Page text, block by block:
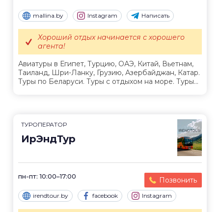
mallina.by Instagram Написать
Авиатуры в Египет, Турцию, ОАЭ, Китай, Вьетнам,
Таиланд, Шри-Ланку, Грузию, Азербайджан, Катар.
Туры по Беларуси. Туры с отдыхом на море. Туры...
Хороший отдых начинается с хорошего
агента!
ТУРОПЕРАТОР
ИрЭндТур
пн-пт: 10:00–17:00 Позвонить
irendtour.by facebook Instagram